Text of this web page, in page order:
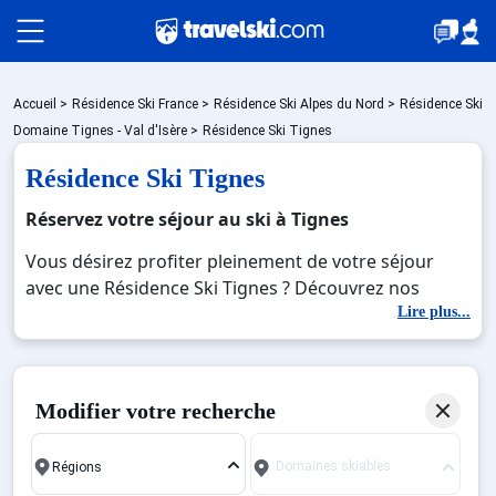
Packages
🚆Train de nuit
Stations
Hébergements
Bons plans
Accueil > Résidence Ski France > Résidence Ski Alpes du Nord > Résidence Ski
Domaine Tignes - Val d'Isère > Résidence Ski Tignes
Résidence Ski Tignes
Réservez votre séjour au ski à Tignes
Vous désirez profiter pleinement de votre séjour
avec une Résidence Ski Tignes ? Découvrez nos
offres de Résidence Ski Tignes pour skier sans limite
à noel, jour de l'an, février. Fermez les yeux et
imaginez… Profitez de votre Résidence Ski Tignes,
mêler les plaisirs de la glisse sur les pistes de ski et
paysages montagnards. Pour un week-end ou pour
Lire plus...
Modifier votre recherche
Domaines skiables